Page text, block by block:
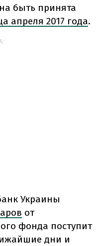
быть принята
апреля 2017 года.
Украины
от
фонда поступит
дни и